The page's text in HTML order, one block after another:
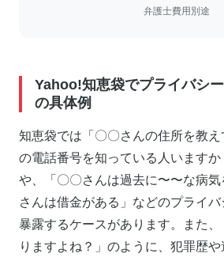
弁護士費用別途
Yahoo!知恵袋でプライバシ
の具体例
知恵袋では「〇〇さんの住所を教
の電話番号を知っている人います
や、「〇〇さんは過去に〜〜な病
さんは借金がある」などのプライ
暴露するケースがあります。また
りますよね？」のように、犯罪歴